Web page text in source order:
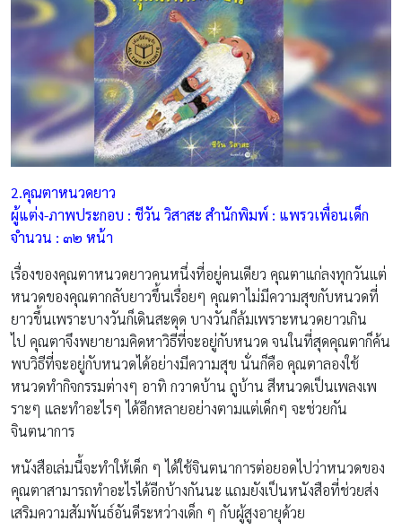
2.คุณตาหนวดยาว
ผู้แต่ง-ภาพประกอบ : ชีวัน วิสาสะ สำนักพิมพ์ : แพรวเพื่อนเด็ก
จำนวน : ๓๒ หน้า
เรื่องของคุณตาหนวดยาวคนหนึ่งที่อยู่คนเดียว คุณตาแก่ลงทุกวันแต่
หนวดของคุณตากลับยาวขึ้นเรื่อยๆ คุณตาไม่มีความสุขกับหนวดที่
ยาวขึ้นเพราะบางวันก็เดินสะดุด บางวันก็ล้มเพราะหนวดยาวเกิน
ไป คุณตาจึงพยายามคิดหาวิธีที่จะอยู่กับหนวด จนในที่สุดคุณตาก็ค้น
พบวิธีที่จะอยู่กับหนวดได้อย่างมีความสุข นั่นก็คือ คุณตาลองใช้
หนวดทำกิจกรรมต่างๆ อาทิ กวาดบ้าน ถูบ้าน สีหนวดเป็นเพลงเพ
ราะๆ และทำอะไรๆ ได้อีกหลายอย่างตามแต่เด็กๆ จะช่วยกัน
จินตนาการ
หนังสือเล่มนี้จะทำให้เด็ก ๆ ได้ใช้จินตนาการต่อยอดไปว่าหนวดของ
คุณตาสามารถทำอะไรได้อีกบ้างกันนะ แถมยังเป็นหนังสือที่ช่วยส่ง
เสริมความสัมพันธ์อันดีระหว่างเด็ก ๆ กับผู้สูงอายุด้วย